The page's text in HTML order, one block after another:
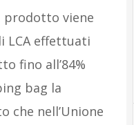
prodotto viene
LCA effettuati
fino all’84%
bag la
che nell’Unione